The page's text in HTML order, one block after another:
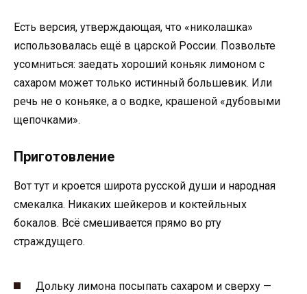
Есть версия, утверждающая, что «николашка»
использовалась ещё в царской России. Позвольте
усомниться: заедать хороший коньяк лимоном с
сахаром может только истинный большевик. Или
речь не о коньяке, а о водке, крашеной «дубовыми
щепочками».
Приготовление
Вот тут и кроется широта русской души и народная
смекалка. Никаких шейкеров и коктейльных
бокалов. Всё смешивается прямо во рту
страждущего.
Дольку лимона посыпать сахаром и сверху —